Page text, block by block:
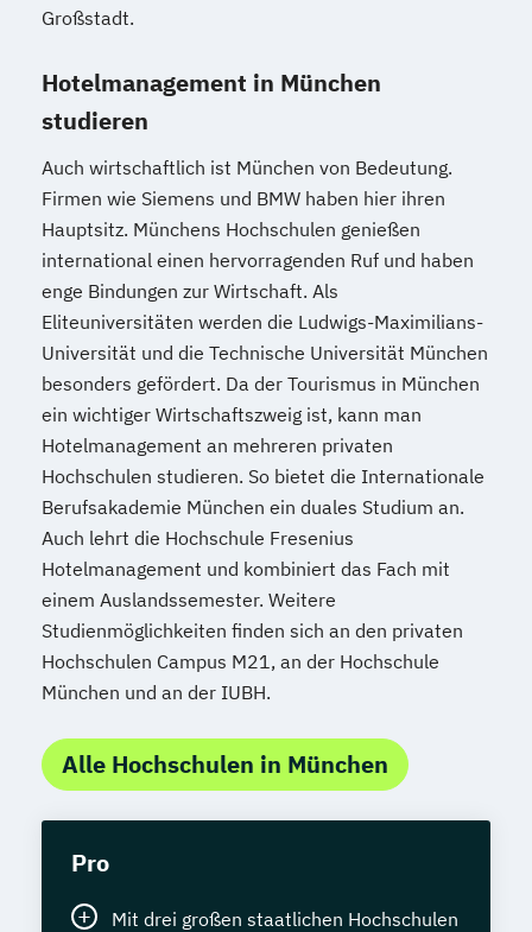
Großstadt.
Hotelmanagement in München
studieren
Auch wirtschaftlich ist München von Bedeutung.
Firmen wie Siemens und BMW haben hier ihren
Hauptsitz. Münchens Hochschulen genießen
international einen hervorragenden Ruf und haben
enge Bindungen zur Wirtschaft. Als
Eliteuniversitäten werden die Ludwigs-Maximilians-
Universität und die Technische Universität München
besonders gefördert. Da der Tourismus in München
ein wichtiger Wirtschaftszweig ist, kann man
Hotelmanagement an mehreren privaten
Hochschulen studieren. So bietet die Internationale
Berufsakademie München ein duales Studium an.
Auch lehrt die Hochschule Fresenius
Hotelmanagement und kombiniert das Fach mit
einem Auslandssemester. Weitere
Studienmöglichkeiten finden sich an den privaten
Hochschulen Campus M21, an der Hochschule
München und an der IUBH.
Alle Hochschulen in München
Pro
Mit drei großen staatlichen Hochschulen